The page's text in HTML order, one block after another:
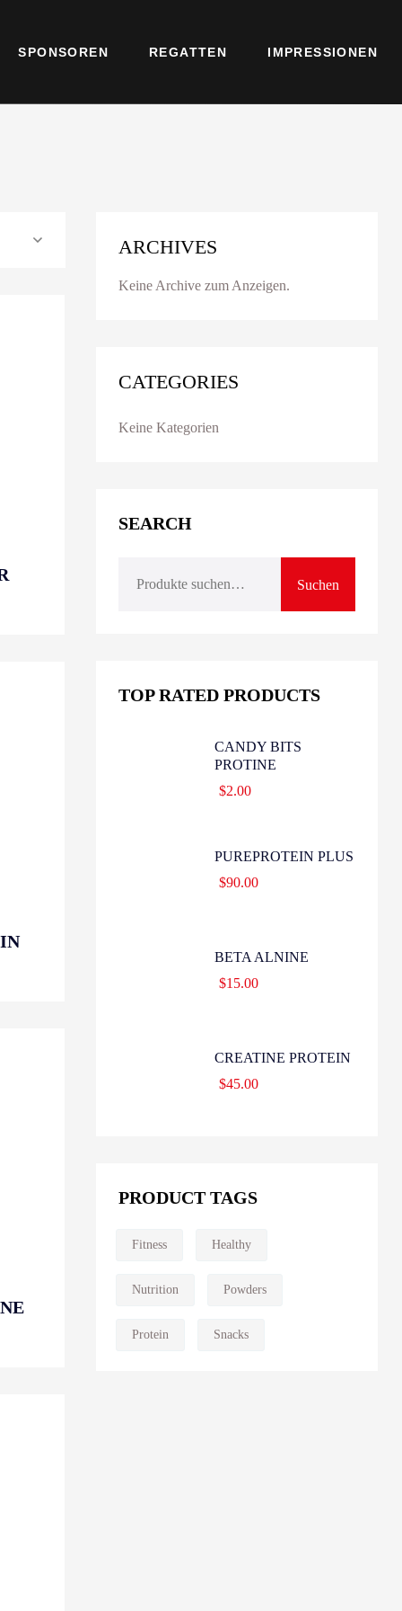
SPONSOREN REGATTEN IMPRESSIONEN
ARCHIVES
Keine Archive zum Anzeigen.
CATEGORIES
Keine Kategorien
SEARCH
Suchen
TOP RATED PRODUCTS
CANDY BITS
PROTINE
$2.00
PUREPROTEIN PLUS
$90.00
BETA ALNINE
$15.00
CREATINE PROTEIN
$45.00
PRODUCT TAGS
Fitness Healthy
Nutrition Powders
Protein Snacks